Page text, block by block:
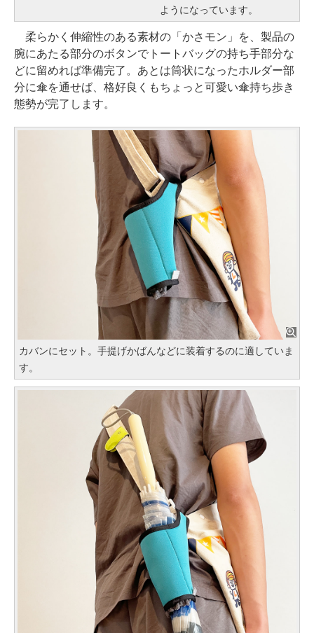
ようになっています。
柔らかく伸縮性のある素材の「かさモン」を、製品の
腕にあたる部分のボタンでトートバッグの持ち手部分な
どに留めれば準備完了。あとは筒状になったホルダー部
分に傘を通せば、格好良くもちょっと可愛い傘持ち歩き
態勢が完了します。
カバンにセット。手提げかばんなどに装着するのに適していま
す。